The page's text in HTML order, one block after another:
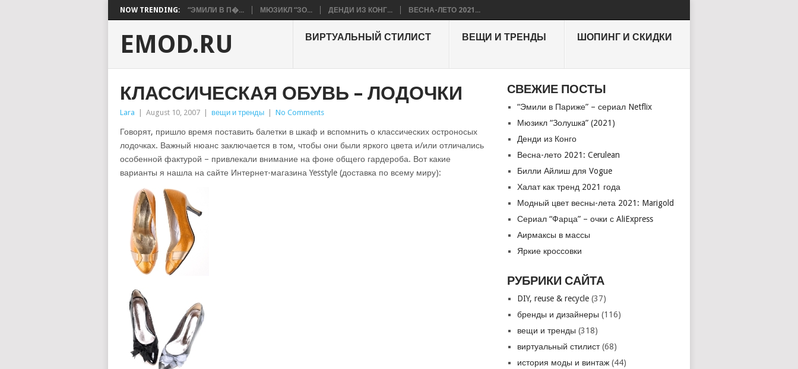
NOW TRENDING: “ЭМИЛИ В П�... МЮЗИКЛ “ЗО... ДЕНДИ ИЗ КОНГ... ВЕСНА-ЛЕТО 2021...
EMOD.RU ВИРТУАЛЬНЫЙ СТИЛИСТ ВЕЩИ И ТРЕНДЫ ШОПИНГ И СКИДКИ
КЛАССИЧЕСКАЯ ОБУВЬ – ЛОДОЧКИ
Lara August 10, 2007 вещи и тренды No Comments
Говорят, пришло время поставить балетки в шкаф и вспомнить о классических остроносых
лодочках. Важный нюанс заключается в том, чтобы они были яркого цвета и/или отличались
особенной фактурой – привлекали внимание на фоне общего гардероба. Вот какие
варианты я нашла на сайте Интернет-магазина Yesstyle (доставка по всему миру):
СВЕЖИЕ ПОСТЫ
“Эмили в Париже” – сериал Netflix
Мюзикл “Золушкa” (2021)
Денди из Конго
Весна-лето 2021: Cerulean
Билли Айлиш для Vogue
Халат как тренд 2021 года
Модный цвет весны-лета 2021: Marigold
Сериал “Фарца” – очки с AliExpress
Аирмаксы в массы
Яркие кроссовки
РУБРИКИ САЙТА
DIY, reuse & recycle (37)
бренды и дизайнеры (116)
вещи и тренды (318)
виртуальный стилист(68)
история моды и винтаж (44)